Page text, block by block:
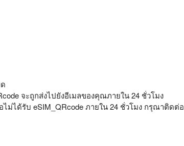
จะถูกส่งไปยังอีเมลของคุณภายใน 24 ชั่วโมง
ม่ได้รับ eSIM_QRcode ภายใน 24 ชั่วโมง กรุณาติดต่อ